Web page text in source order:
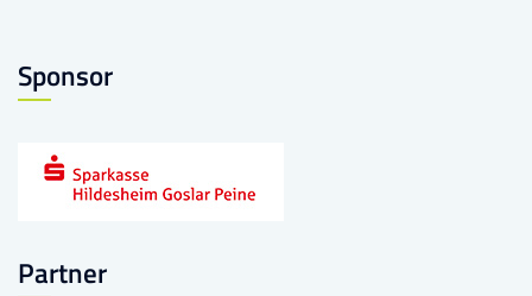
Sponsor
Partner